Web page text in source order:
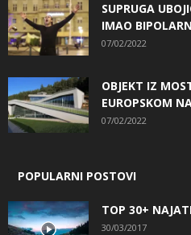
SUPRUGA
IMAO
07/02/2022
OBJEKT IZ
EUROPSKOM
07/02/2022
POPULARNI POSTOVI
TOP 30+
30/03/2017